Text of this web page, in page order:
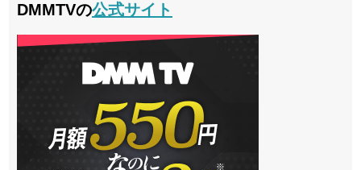
DMMTVの公式サイト